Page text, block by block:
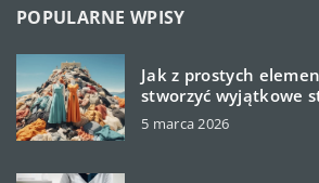
POPULARNE WPISY
Jak z prostych
stworzyć wyjątkowe
5 marca 2026